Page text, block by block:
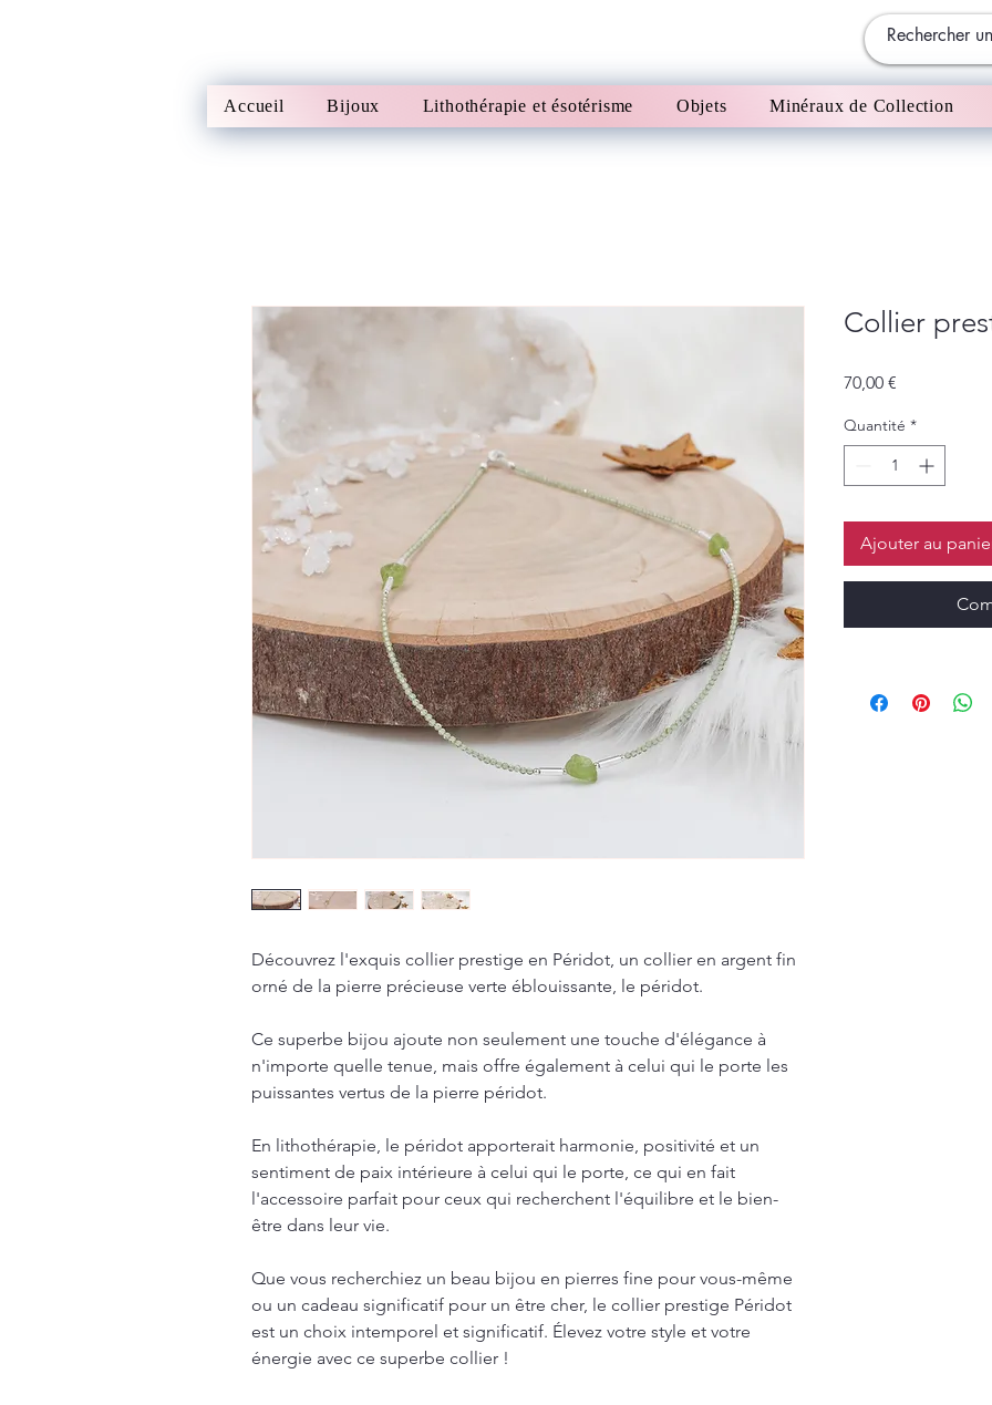
Accueil Bijoux Lithothérapie et ésotérisme Objets Minéraux de Collection
Découvrez l'exquis collier prestige en Péridot, un collier en argent fin
orné de la pierre précieuse verte éblouissante, le péridot.
Ce superbe bijou ajoute non seulement une touche d'élégance à
n'importe quelle tenue, mais offre également à celui qui le porte les
puissantes vertus de la pierre péridot.
En lithothérapie, le péridot apporterait harmonie, positivité et un
sentiment de paix intérieure à celui qui le porte, ce qui en fait
l'accessoire parfait pour ceux qui recherchent l'équilibre et le bien-
être dans leur vie.
Que vous recherchiez un beau bijou en pierres fine pour vous-même
ou un cadeau significatif pour un être cher, le collier prestige Péridot
est un choix intemporel et significatif. Élevez votre style et votre
énergie avec ce superbe collier !
Collier
70,00 €
Quantité *
Ajouter au